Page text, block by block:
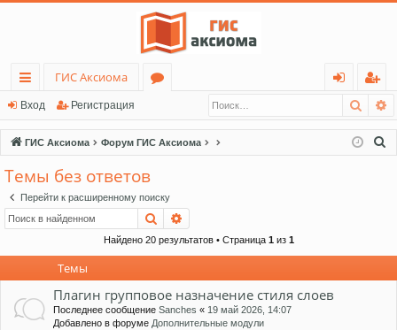
с
ы
лк
и
ГИС Аксиома
ру
м
д
ег
ис
тр
Вход Регистрация
ГИС Аксиома Форум ГИС Аксиома
Темы без ответов
Перейти к расширенному поиску
Поиск
Найдено 20 результатов • Страница 1из 1
Темы
Плагин групповое назначение стиля слоев
Последнее сообщение Sanches « 19 май 2026, 14:07
Добавлено в форуме Дополнительные модули